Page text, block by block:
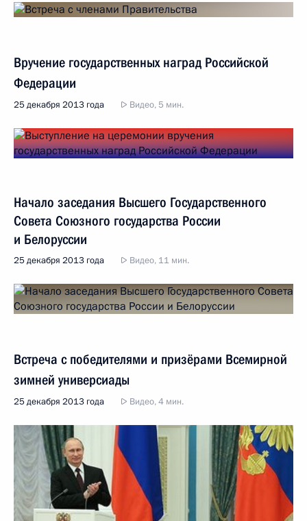
Вручение государственных наград Российской
Федерации
25 декабря 2013 года Видео, 5 мин.
Начало заседания Высшего Государственного
Совета Союзного государства России
и Белоруссии
25 декабря 2013 года Видео, 11 мин.
Встреча с победителями и призёрами Всемирной
зимней универсиады
25 декабря 2013 года Видео, 4 мин.